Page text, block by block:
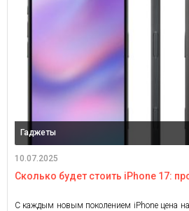
Гаджеты
10.07.2025
Сколько будет стоить iPhone 17:
С каждым новым поколением iPhone цена